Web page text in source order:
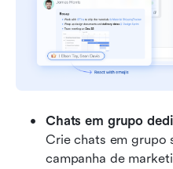
Chats em grupo
Crie chats em grupo
campanha de